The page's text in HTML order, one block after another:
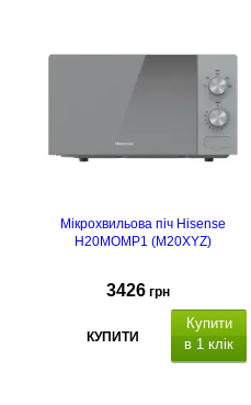
Мікрохвильова піч Hisense
H20MOMP1 (M20XYZ)
3426 грн
КУПИТИ
Купити
в 1 клік